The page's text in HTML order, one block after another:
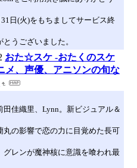
日(火)をもちましてサービス終
うございました。
おた☆スケ -おたくのスケ
メ、声優、アニソンの旬な
田佳織里、Lynn。新ビジュアル＆
丸の影響で恋の力に目覚めた長可
グレンが魔神核に意識を喰われ最